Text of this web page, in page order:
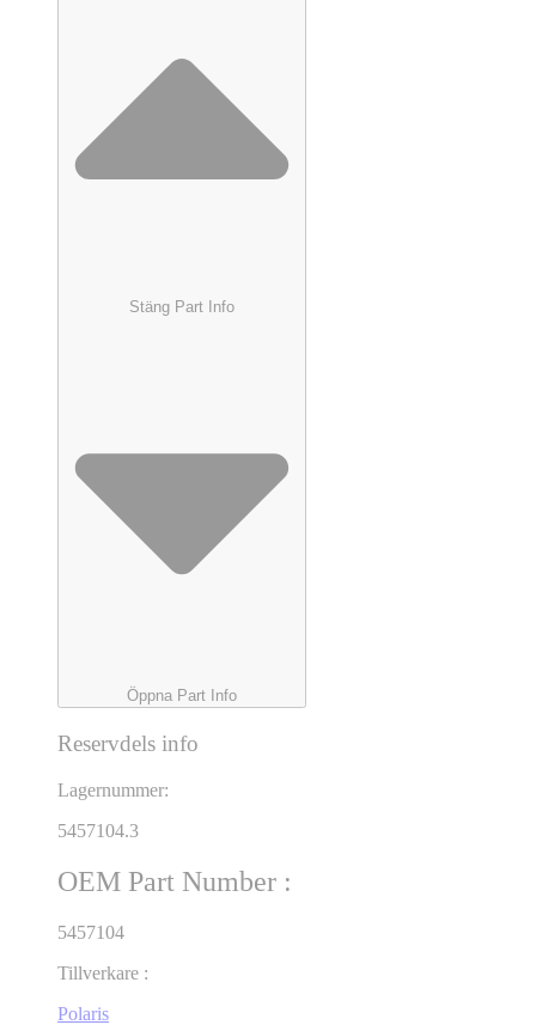
Stäng Part Info
Öppna Part Info
Reservdels info
Lagernummer:
5457104.3
OEM Part Number :
5457104
Tillverkare :
Polaris